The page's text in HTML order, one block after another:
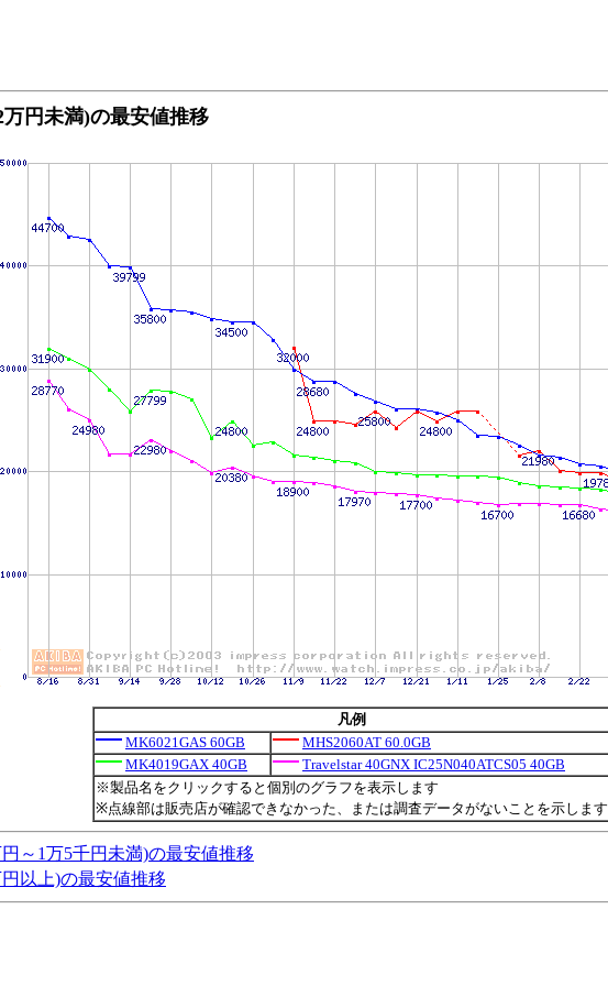
円未満)の最安値推移
凡例
MK6021GAS 60GB
MHS2060AT 60.0GB
MK4019GAX 40GB
Travelstar 40GNX IC25N040ATCS05 40GB
※製品名をクリックすると個別のグラフを表示します
※点線部は販売店が確認できなかった、または調査データがないことを示します
～1万5千円未満)の最安値推移
以上)の最安値推移